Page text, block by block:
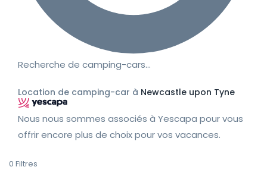
Recherche de camping-cars…
Location de camping-car à Newcastle upon Tyne
Nous nous sommes associés à Yescapa pour vous
offrir encore plus de choix pour vos vacances.
0 Filtres